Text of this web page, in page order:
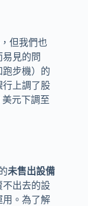
但我們也
見的問
跑步機）的
行上調了股
美元下調至
未售出設備
不出去的設
用。為了解